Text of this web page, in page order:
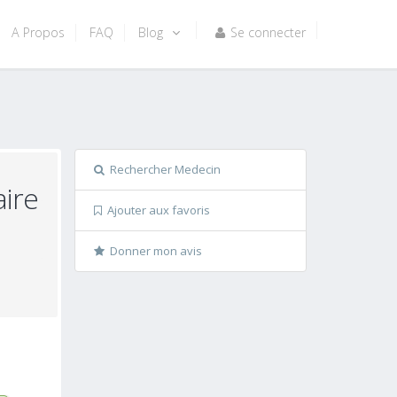
A Propos FAQ Blog Se connecter
Rechercher Medecin
Ajouter aux favoris
Donner mon avis